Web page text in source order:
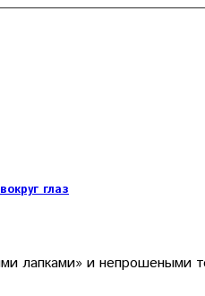
глаз
лапками» и